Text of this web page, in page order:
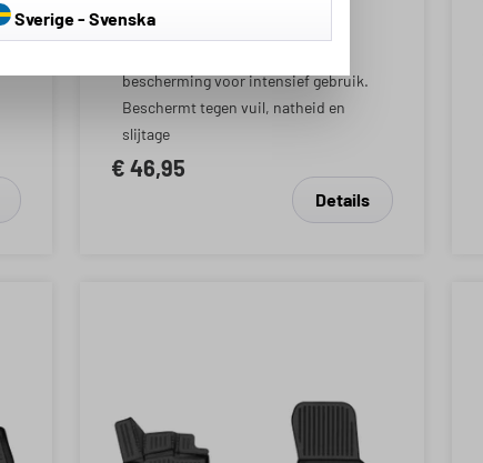
randhoogte ca. 24 mm
bescherming voor intensief gebruik.
Beschermt tegen vuil, natheid en
slijtage
€ 46,95
Details
Sverige - Svenska